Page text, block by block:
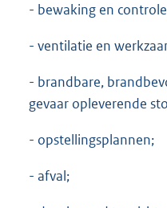
- bewaking en
- ventilatie en
- brandbare,
gevaar opleverende
- opstellingsplannen;
- afval;